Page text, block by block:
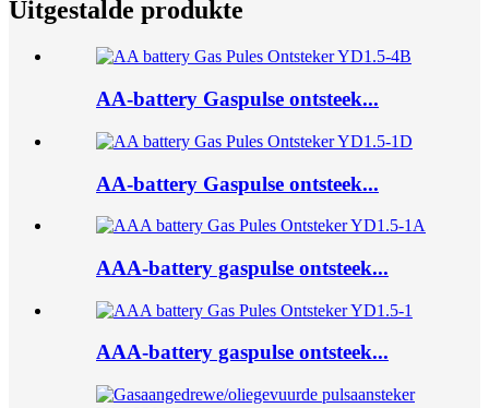
Uitgestalde produkte
AA-battery Gaspulse ontsteek...
AA-battery Gaspulse ontsteek...
AAA-battery gaspulse ontsteek...
AAA-battery gaspulse ontsteek...